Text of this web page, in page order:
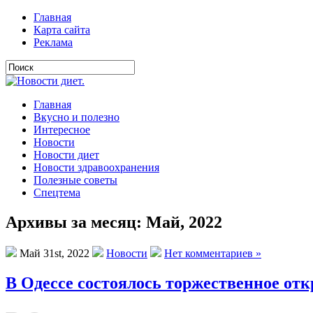
Главная
Карта сайта
Реклама
Главная
Вкусно и полезно
Интересное
Новости
Новости диет
Новости здравоохранения
Полезные советы
Спецтема
Архивы за месяц: Май, 2022
Май 31st, 2022 Новости Нет комментариев »
В Одессе состоялось торжественное